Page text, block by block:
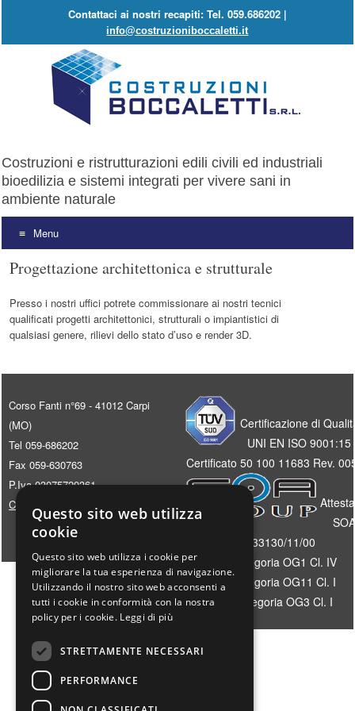
Contattaci ai nostri recapiti: Tel. 059.686202 |
info@costruzioniboccaletti.it
Costruzioni e ristrutturazioni edili civili ed industriali
bioedilizia e sistemi integrati per vivere sani in
ambiente naturale
Menu
Vai al contenuto
Progettazione architettonica e strutturale
Presso i nostri uffici potrete commissionare ai nostri tecnici
qualificati progetti architettonici, strutturali o impiantistici di
qualsiasi genere, rilievi dello stato d’uso e render 3D.
Corso Fanti n°69 - 41012 Carpi
(MO)
Tel 059-686202
Fax 059-630763
P.Iva 03075720361
Cookie policy
Certificazione di
UNI EN ISO 9001:15
Certificato 50 100 11683 Rev.
33130/11/00
Categoria OG1 Cl. IV
Categoria OG11 Cl. I
Categoria OG3 Cl. I
Questo sito web utilizza
cookie
Questo sito web utilizza i cookie per
migliorare la tua esperienza di navigazione.
Utilizzando il nostro sito web acconsenti a
tutti i cookie in conformità con la nostra
policy per i cookie. Leggi di più
STRETTAMENTE NECESSARI
PERFORMANCE